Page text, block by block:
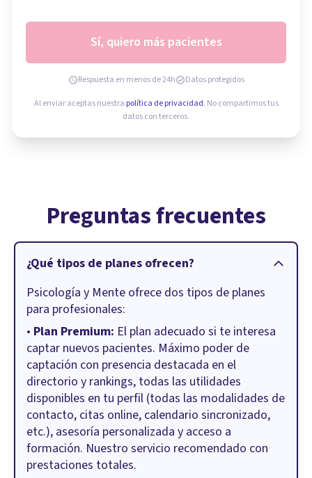
Sí, quiero más pacientes
Respuesta en menos de 24h
Datos protegidos
Al enviar aceptas nuestra política de privacidad. No compartimos tus
datos con terceros.
Preguntas frecuentes
¿Qué tipos de planes ofrecen?
Psicología y Mente ofrece dos tipos de planes
para profesionales:
• Plan Premium: El plan adecuado si te interesa
captar nuevos pacientes. Máximo poder de
captación con presencia destacada en el
directorio y rankings, todas las utilidades
disponibles en tu perfil (todas las modalidades de
contacto, citas online, calendario sincronizado,
etc.), asesoría personalizada y acceso a
formación. Nuestro servicio recomendado con
prestaciones totales.